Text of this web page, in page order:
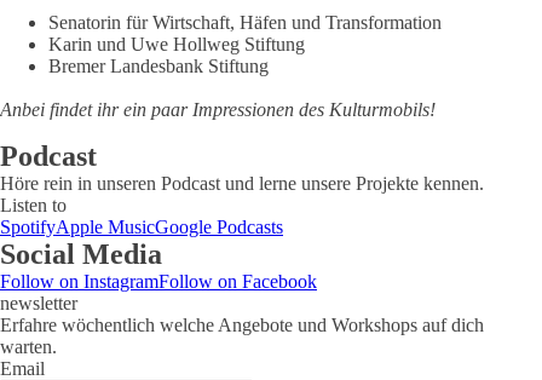
Senatorin für Wirtschaft, Häfen und Transformation
Karin und Uwe Hollweg Stiftung
Bremer Landesbank Stiftung
Anbei findet ihr ein paar Impressionen des Kulturmobils!
Podcast
Höre rein in unseren Podcast und lerne unsere Projekte kennen.
Listen to
SpotifyApple MusicGoogle Podcasts
Social Media
Follow on InstagramFollow on Facebook
newsletter
Erfahre wöchentlich welche Angebote und Workshops auf dich
warten.
Email